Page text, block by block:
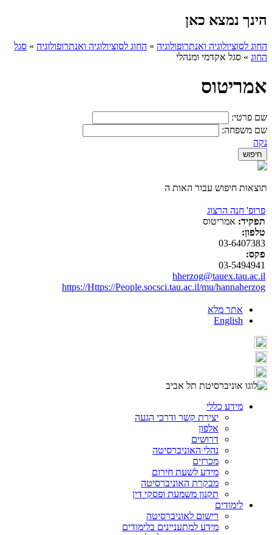
הינך נמצא כאן
החוג לסוציולוגיה ואנתרופולוגיה » החוג לסוציולוגיה ואנתרופולוגיה » סגל
החוג » סגל אקדמי ומנהלי
אמריטוס
שם פרטי:
שם משפחה:
נקה
תוצאות חיפוש עבור האות ה
פרופ' חנה הרצוג
תפקיד: אמריטוס
טלפון:
03-6407383
פקס:
03-5494941
hherzog@tauex.tau.ac.il
https://Https://People.socsci.tau.ac.il/mu/hannaherzog
אתר מלא
English
מידע כללי
יצירת קשר ודרכי הגעה
אלפון
דרושים
נהלי האוניברסיטה
מכרזים
מידע לשעת חירום
מבקרת האוניברסיטה
תקנון משמעת ופסקי דין
לימודים
רישום לאוניברסיטה
מידע למתעניינים בלימודים